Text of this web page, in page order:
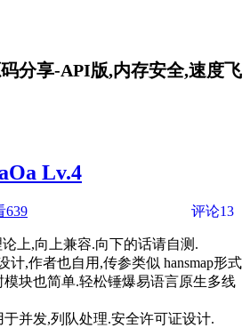
分享-API版,内存安全,速度飞
Lv.4
639 评论13
上,向上兼容.向下的话请自测.
计,作者也自用,传参类似 hansmap形式
模块也简单.轻松锤爆易语言原生多线
并发,列队处理.安全许可证设计.